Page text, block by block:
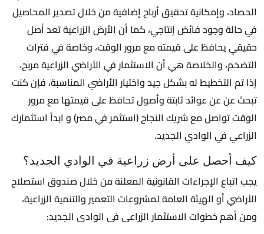
الحصاد، وإمكانية تحقيق أرباح إضافية من خلال تصدير المحاصيل
في حالة وجود فائض إنتاجي، كما أن الأرض الزراعية تعد أصل
حقيقي يحافظ على قيمته مع مرور الوقت، وخاصة في فترات
التضخم، والخلاصة هي أن الاستثمار في الأراضي الزراعية مربح،
إذا تم التخطيط له بشكل جيد واختيار الأراضي المناسبة، فإن كنت
تبحث عن عن عوائد ثابتة وأصول تحافظ على قيمتها مع مرور
الوقت تواصل مع شريك النجاح (استثمر في مصر) و ابدأ استثمارك
الزراعي في الوادي الجديد.
كيف أحصل على أرض زراعية في الوادي الجديد؟
يجب اتباع الإجراءات القانونية المعلنة من خلال صندوق استصلاح
الأراضي أو الهيئة العامة لمشروعات التعمير والتنمية الزراعية،
ومن أهم خطوات الاستثمار الزراعى فى الوادى الجديد: